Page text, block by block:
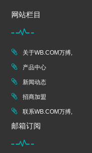
网站栏目
关于WB.COM万搏,
产品中心
新闻动态
招商加盟
联系WB.COM万搏,
邮箱订阅